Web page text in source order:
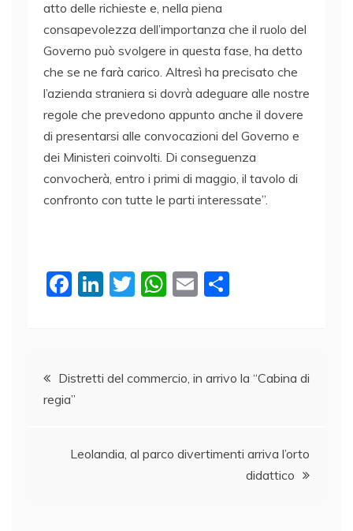
atto delle richieste e, nella piena
consapevolezza dell’importanza che il ruolo del
Governo può svolgere in questa fase, ha detto
che se ne farà carico. Altresì ha precisato che
l’azienda straniera si dovrà adeguare alle nostre
regole che prevedono appunto anche il dovere
di presentarsi alle convocazioni del Governo e
dei Ministeri coinvolti. Di conseguenza
convocherà, entro i primi di maggio, il tavolo di
confronto con tutte le parti interessate”.
F
b
k
Li
dI
T
W
A
E
vi
Navigazione
articoli
Distretti del commercio, in arrivo la “Cabina di
regia”
Leolandia, al parco divertimenti arriva l’orto
didattico